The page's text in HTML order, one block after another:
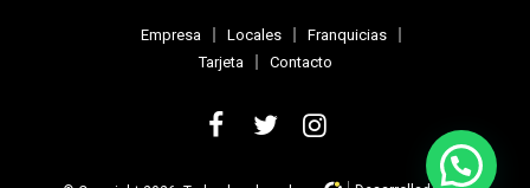
Empresa Locales
Franquicias
Tarjeta
Contacto